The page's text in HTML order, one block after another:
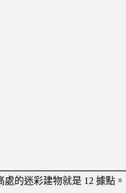
的迷彩建物就是 12 據點。